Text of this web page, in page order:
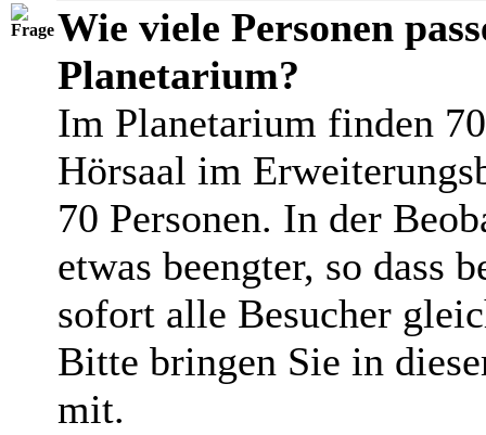
Wie viele Personen
Planetarium?
Im Planetarium finden
Hörsaal im
70 Personen. In der
etwas beengter, so dass
sofort alle Besucher
Bitte bringen Sie in
mit.